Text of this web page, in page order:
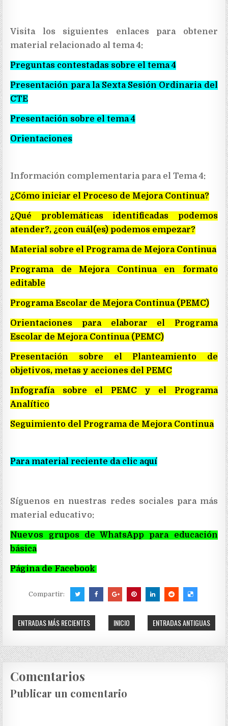
Visita los siguientes enlaces para obtener
material relacionado al tema 4:
Preguntas contestadas sobre el tema 4
Presentación para la Sexta Sesión Ordinaria del
CTE
Presentación sobre el tema 4
Orientaciones
Información complementaria para el Tema 4:
¿Cómo iniciar el Proceso de Mejora Continua?
¿Qué problemáticas identificadas podemos
atender?, ¿con cuál(es) podemos empezar?
Material sobre el Programa de Mejora Continua
Programa de Mejora Continua en formato
editable
Programa Escolar de Mejora Continua (PEMC)
Orientaciones para elaborar el Programa
Escolar de Mejora Continua (PEMC)
Presentación sobre el Planteamiento de
objetivos, metas y acciones del PEMC
Infografía sobre el PEMC y el Programa
Analítico
Seguimiento del Programa de Mejora Continua
Para material reciente da clic aquí
Síguenos en nuestras redes sociales para más
material educativo:
Nuevos grupos de WhatsApp para educación
básica
Página de Facebook
Compartir:
ENTRADAS MÁS RECIENTES ENTRADAS ANTIGUAS
INICIO
Comentarios
Publicar un comentario